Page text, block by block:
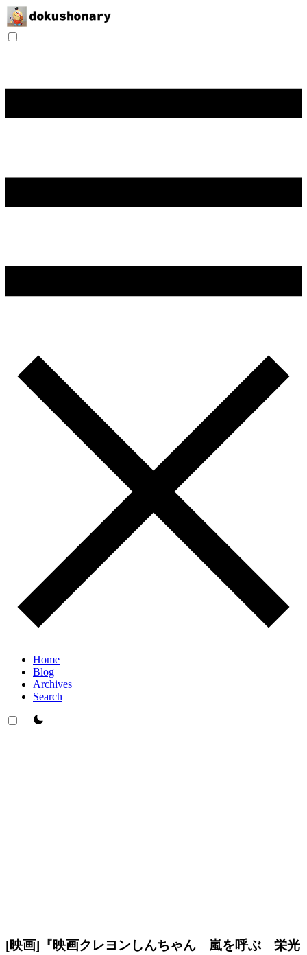
Home
Blog
Archives
Search
theme switcher
[映画]『映画クレヨンしんちゃん 嵐を呼ぶ 栄光